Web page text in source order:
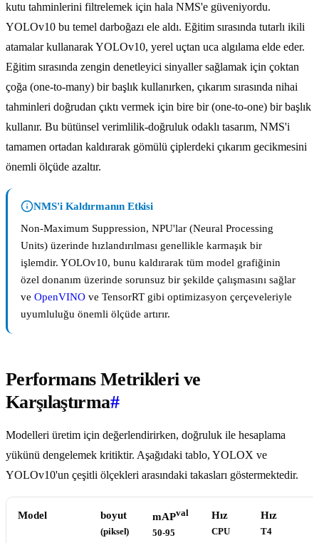
kutu tahminlerini filtrelemek için hala NMS'e güveniyordu.
YOLOv10 bu temel darboğazı ele aldı. Eğitim sırasında tutarlı ikili
atamalar kullanarak YOLOv10, yerel uçtan uca algılama elde eder.
Eğitim sırasında zengin denetleyici sinyaller sağlamak için çoktan
çoğa (one-to-many) bir başlık kullanırken, çıkarım sırasında nihai
tahminleri doğrudan çıktı vermek için bire bir (one-to-one) bir başlık
kullanır. Bu bütünsel verimlilik-doğruluk odaklı tasarım, NMS'i
tamamen ortadan kaldırarak gömülü çiplerdeki çıkarım gecikmesini
önemli ölçüde azaltır.
NMS'i Kaldırmanın Etkisi
Non-Maximum Suppression, NPU'lar (Neural Processing
Units) üzerinde hızlandırılması genellikle karmaşık bir
işlemdir. YOLOv10, bunu kaldırarak tüm model grafiğinin
özel donanım üzerinde sorunsuz bir şekilde çalışmasını sağlar
ve OpenVINO ve TensorRT gibi optimizasyon çerçeveleriyle
uyumluluğu önemli ölçüde artırır.
Performans Metrikleri ve
Karşılaştırma#
Modelleri üretim için değerlendirirken, doğruluk ile hesaplama
yükünü dengelemek kritiktir. Aşağıdaki tablo, YOLOX ve
YOLOv10'un çeşitli ölçekleri arasındaki takasları göstermektedir.
Model boyut
(piksel)
mAPval
50-95
Hız
CPU
Hız
T4